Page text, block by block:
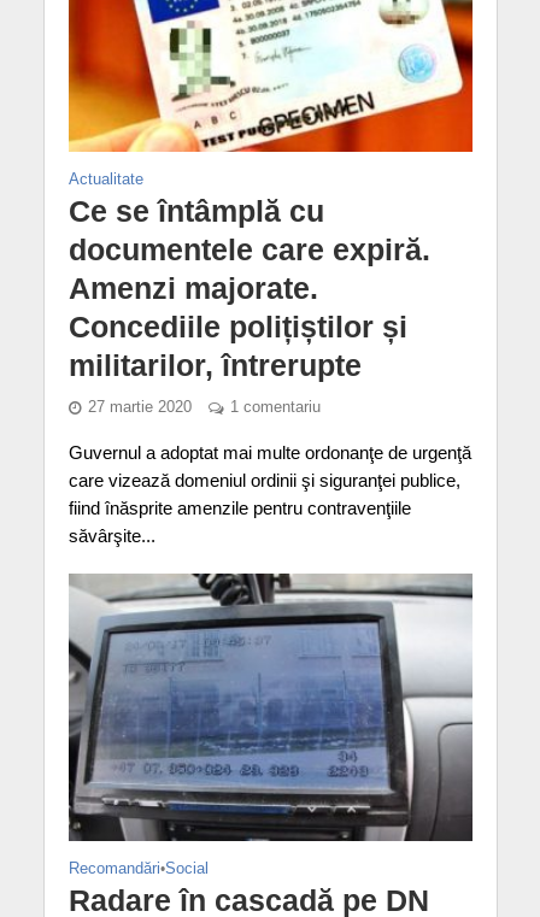
Actualitate
Ce se întâmplă cu
documentele care expiră.
Amenzi majorate.
Concediile polițiștilor și
militarilor, întrerupte
27 martie 2020 1 comentariu
Guvernul a adoptat mai multe ordonanţe de urgenţă
care vizează domeniul ordinii şi siguranţei publice,
fiind înăsprite amenzile pentru contravenţiile
săvârşite...
Recomandări•Social
Radare în cascadă pe DN